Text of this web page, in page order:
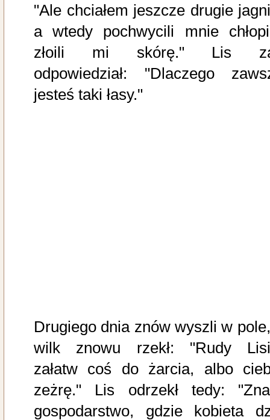
"Ale chciałem jeszcze drugie
a wtedy pochwycili mnie
złoili mi skórę." Lis
odpowiedział: "Dlaczego
jesteś taki łasy."
Drugiego dnia znów wyszli w
wilk znowu rzekł: "Rudy
załatw coś do żarcia, albo
zeżrę." Lis odrzekł tedy:
gospodarstwo, gdzie kobieta